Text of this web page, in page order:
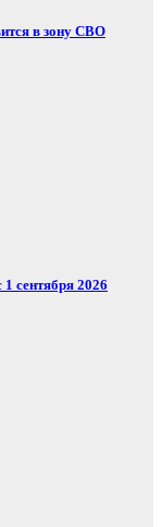
в зону СВО
сентября 2026